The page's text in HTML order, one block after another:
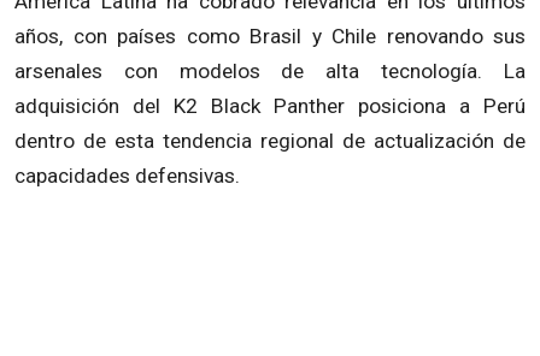
años, con países como Brasil y Chile renovando sus
arsenales con modelos de alta tecnología. La
adquisición del K2 Black Panther posiciona a Perú
dentro de esta tendencia regional de actualización de
capacidades defensivas.